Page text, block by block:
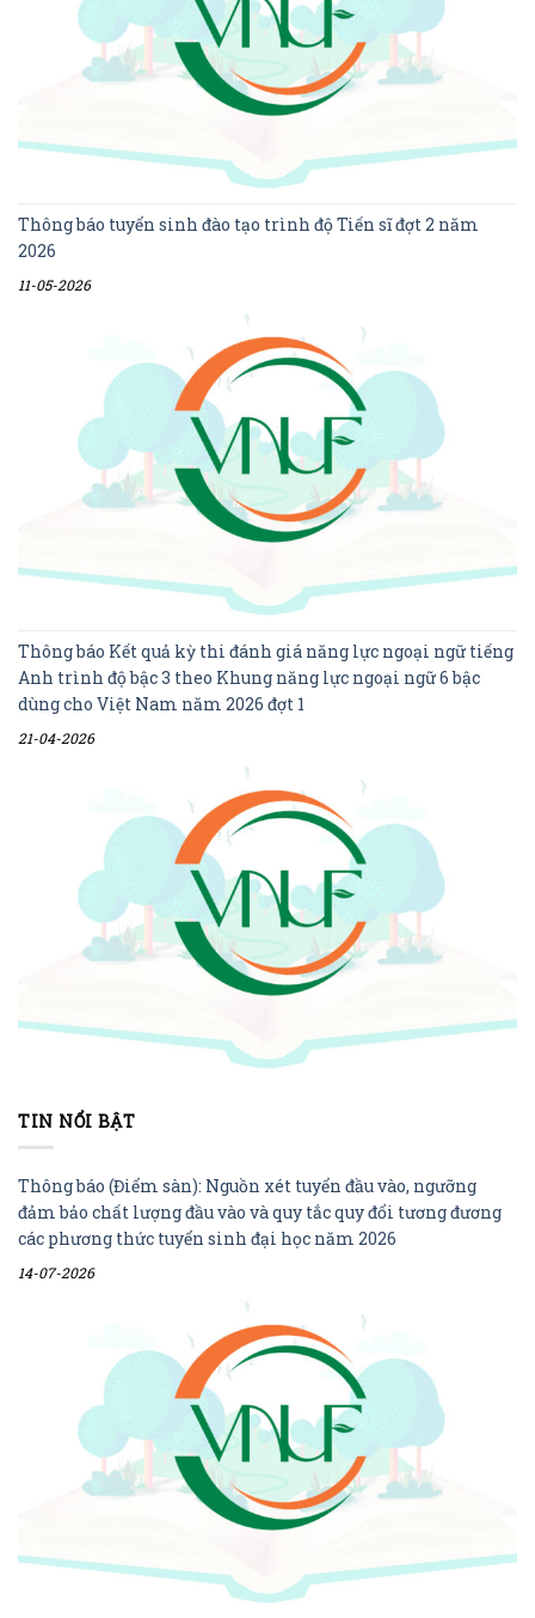
Thông báo tuyển sinh đào tạo trình độ Tiến sĩ đợt 2 năm
2026
11-05-2026
Thông báo Kết quả kỳ thi đánh giá năng lực ngoại ngữ tiếng
Anh trình độ bậc 3 theo Khung năng lực ngoại ngữ 6 bậc
dùng cho Việt Nam năm 2026 đợt 1
21-04-2026
TIN NỔI BẬT
Thông báo (Điểm sàn): Nguồn xét tuyển đầu vào, ngưỡng
đảm bảo chất lượng đầu vào và quy tắc quy đổi tương đương
các phương thức tuyển sinh đại học năm 2026
14-07-2026